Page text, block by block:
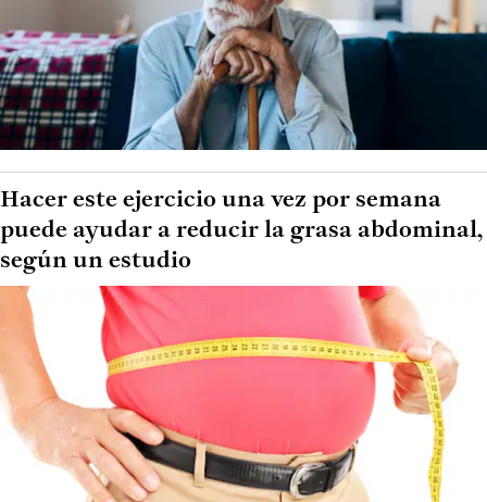
Hacer este ejercicio una vez por semana
puede ayudar a reducir la grasa abdominal,
según un estudio